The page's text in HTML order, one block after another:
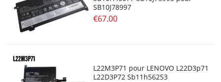
SB10J78997
€67.00
L22M3P71 pour LENOVO L22D3p71
L22D3P72 Sb11h56253